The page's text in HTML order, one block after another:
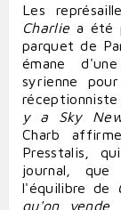
Les
Charlie a été
parquet de
émane
syrienne
y a Sky
Charb
Presstalis,
journal, que
l'équilibre de
qu'on vende